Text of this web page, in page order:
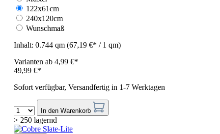
122x61cm
240x120cm
Wunschmaß
Inhalt: 0.744 qm (67,19 €* / 1 qm)
Varianten ab 4,99 €*
49,99 €*
Sofort verfügbar, Versandfertig in 1-7 Werktagen
In den Warenkorb
> 250 lagernd